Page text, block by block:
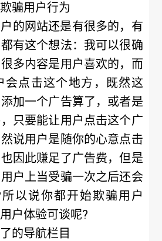
骗用户行为
的网站还是有很多的，有
有这个想法：我可以很确
多内容是用户喜欢的，而
会点击这个地方，既然这
加一个广告算了，或者是
只要能让用户点击这个广
说用户是随你的心意点击
因此赚足了广告费，但是
户上当受骗一次之后还会
以说你都开始欺骗用户
户体验可谈呢?
的导航栏目